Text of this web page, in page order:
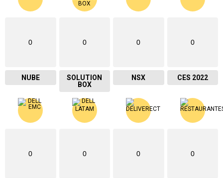
0
NUBE
0
SOLUTION
BOX
0
NSX
0
CES 2022
0 0 0 0